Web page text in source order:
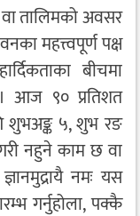
तालिमको अवसर
महत्त्वपूर्ण पक्ष
बीचमा
। आज ९० प्रतिशत
शुभअङ्क ५, शुभ रङ
नहुने काम छ वा
नमः यस
गर्नुहोला, पक्कै